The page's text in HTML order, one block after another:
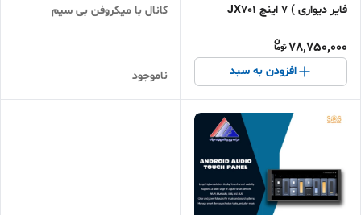
فایر دیواری ) 7 اینچ JX701
78,750,000
افزودن به سبد
کانال با میکروفن بی سیم
ناموجود